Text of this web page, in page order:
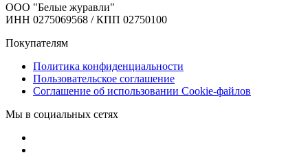
ООО "Белые журавли"
ИНН 0275069568 / КПП 02750100
Покупателям
Политика конфиденциальности
Пользовательское соглашение
Соглашение об использовании Cookie-файлов
Мы в социальных сетях